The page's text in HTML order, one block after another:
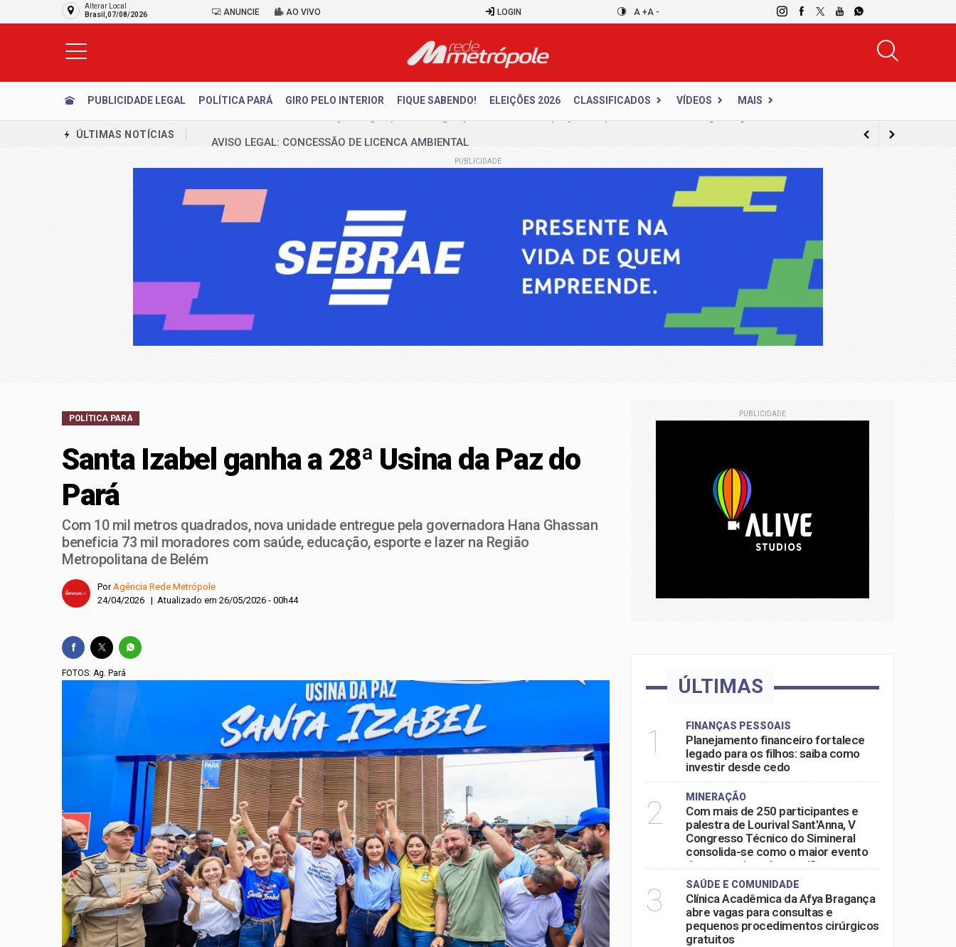
Alterar Local
Brasil,07/08/2026
ANUNCIE AO VIVO LOGIN A +A -
PUBLICIDADE LEGAL POLÍTICA PARÁ GIRO PELO INTERIOR FIQUE SABENDO! ELEIÇÕES 2026 CLASSIFICADOS VÍDEOS MAIS
ÚLTIMAS NOTÍCIAS
AVISO LEGAL: CONCESSÃO DE LICENÇA AMBIENTAL
MJ detalha operação para desarticular ataques a Brasília
União Brasil decide pela neutralidade na eleição presidencial
Republicanos se manterá neutro na corrida presidencial
PCDF investiga suspeitos de planejar atentados no período eleitoral
Planejamento financeiro fortalece legado para os filhos: saiba como investir desde cedo
Com mais de 250 participantes e palestra de Lourival Sant'Anna, V Congresso Técnico do Simineral consolida-se como o
PUBLICIDADE
POLÍTICA PARÁ
Santa Izabel ganha a 28ª Usina da Paz do
Pará
Com 10 mil metros quadrados, nova unidade entregue pela governadora Hana Ghassan
beneficia 73 mil moradores com saúde, educação, esporte e lazer na Região
Metropolitana de Belém
PorAgência Rede Metrópole
24/04/2026 | Atualizado em 26/05/2026 - 00h44
FOTOS: Ag. Pará
PUBLICIDADE
ÚLTIMAS
1 FINANÇAS PESSOAIS
Planejamento financeiro fortalece
legado para os filhos: saiba como
investir desde cedo
2 MINERAÇÃO
Com mais de 250 participantes e
palestra de Lourival Sant'Anna, V
Congresso Técnico do Simineral
consolida-se como o maior evento
do setor mineral na região
3 SAÚDE E COMUNIDADE
Clínica Acadêmica da Afya Bragança
abre vagas para consultas e
pequenos procedimentos cirúrgicos
gratuitos